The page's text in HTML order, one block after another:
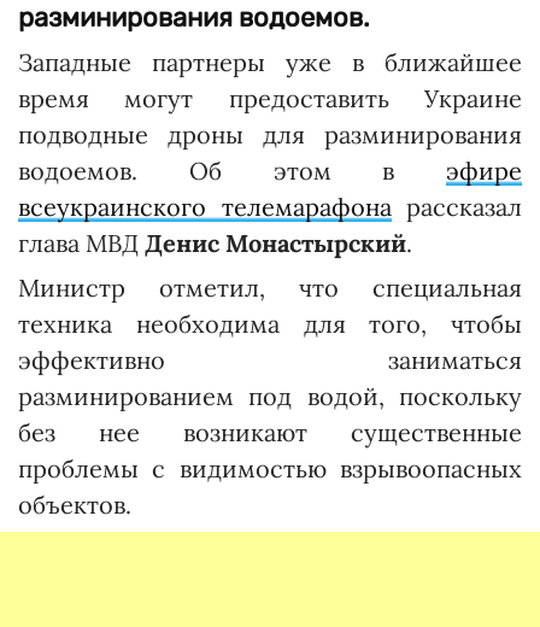
разминирования водоемов.
Западные партнеры уже в ближайшее
время могут предоставить Украине
подводные дроны для разминирования
водоемов. Об этом в эфире
всеукраинского телемарафонарассказал
глава МВД Денис Монастырский.
Министр отметил, что специальная
техника необходима для того, чтобы
эффективно заниматься
разминированием под водой, поскольку
без нее возникают существенные
проблемы с видимостью взрывоопасных
объектов.